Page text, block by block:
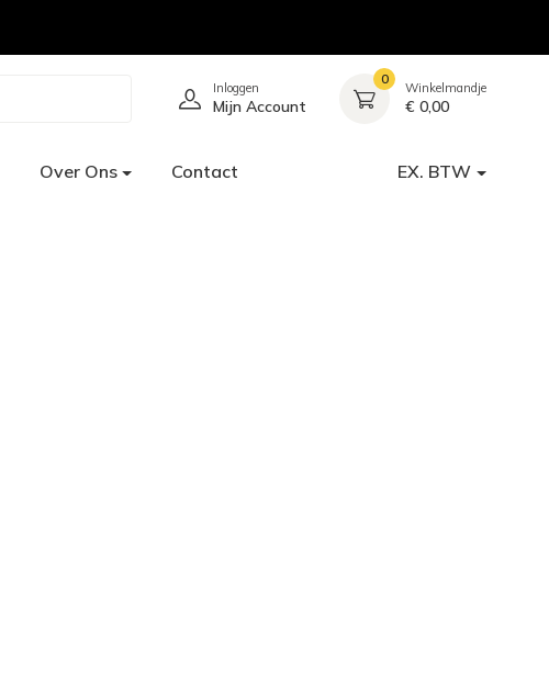
Inloggen
Mijn Account
0
Winkelmandje
€ 0,00
Over Ons Contact EX. BTW